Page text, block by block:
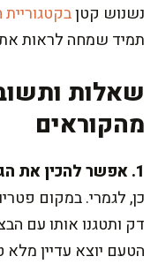
נשנוש קטן
תמיד שמחה לראות
שאלות
מהקוראים
1. אפשר להכין את הגיוזה בלי פטריות?
דק ותטגנו אותו עם
הטעם יוצא עדיין